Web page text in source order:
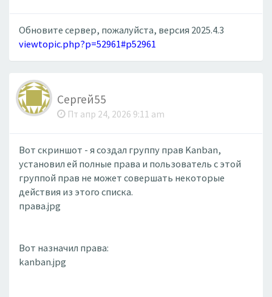
Обновите сервер, пожалуйста, версия 2025.4.3
viewtopic.php?p=52961#p52961
Сергей55
Пт апр 24, 2026 9:11 am
Вот скриншот - я создал группу прав Kanban,
установил ей полные права и пользователь с этой
группой прав не может совершать некоторые
действия из этого списка.
права.jpg
Вот назначил права:
kanban.jpg